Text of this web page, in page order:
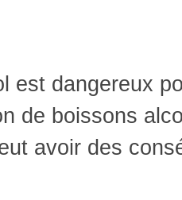
est dangereux
de boissons
avoir des